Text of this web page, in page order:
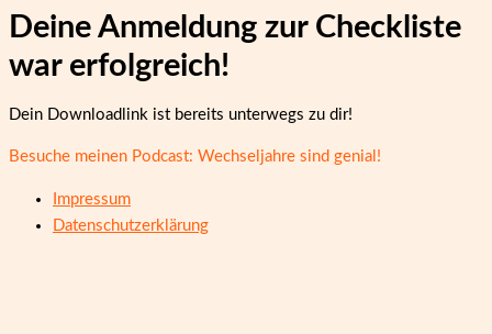
Deine Anmeldung zur Checkliste
war erfolgreich!
Dein Downloadlink ist bereits unterwegs zu dir!
Besuche meinen Podcast: Wechseljahre sind genial!
Impressum
Datenschutzerklärung